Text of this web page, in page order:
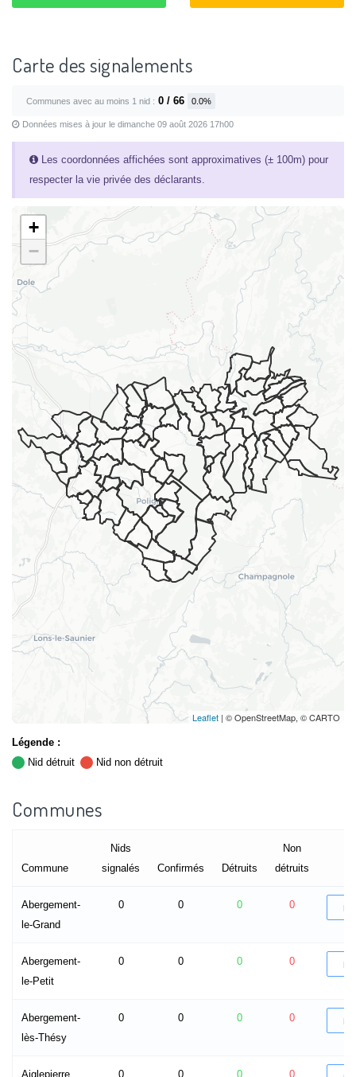
Carte des signalements
Communes avec au moins 1 nid : 0 / 66 0.0%
Données mises à jour le dimanche 09 août 2026 17h00
Les coordonnées affichées sont approximatives (± 100m) pour
respecter la vie privée des déclarants.
+
−
Leaflet | © OpenStreetMap, © CARTO
Légende :
Nid détruit
Nid non détruit
Communes
Commune
Nids
signalés
Confirmés Détruits
Non
détruits
Abergement-
le-Grand
0 0 0 0
Abergement-
le-Petit
0 0 0 0
Abergement-
lès-Thésy
0 0 0 0
Aiglepierre 0 0 0 0